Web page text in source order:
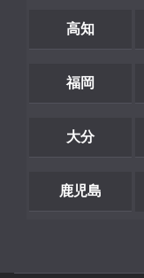
高知
福岡
大分
鹿児島